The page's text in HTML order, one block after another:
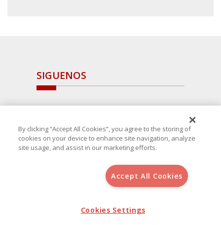
SIGUENOS
, S.L.U.(B-64405731) c/ San Norberto
Aviso Legal
Política de Cookies
By clicking “Accept All Cookies”, you agree to the storing of
cookies on your device to enhance site navigation, analyze
site usage, and assist in our marketing efforts.
Accept All Cookies
Cookies Settings